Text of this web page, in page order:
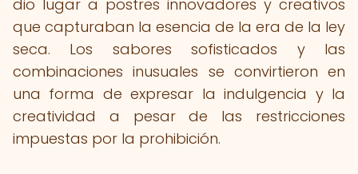
dio lugar a postres innovadores y creativos
que capturaban la esencia de la era de la ley
seca. Los sabores sofisticados y las
combinaciones inusuales se convirtieron en
una forma de expresar la indulgencia y la
creatividad a pesar de las restricciones
impuestas por la prohibición.